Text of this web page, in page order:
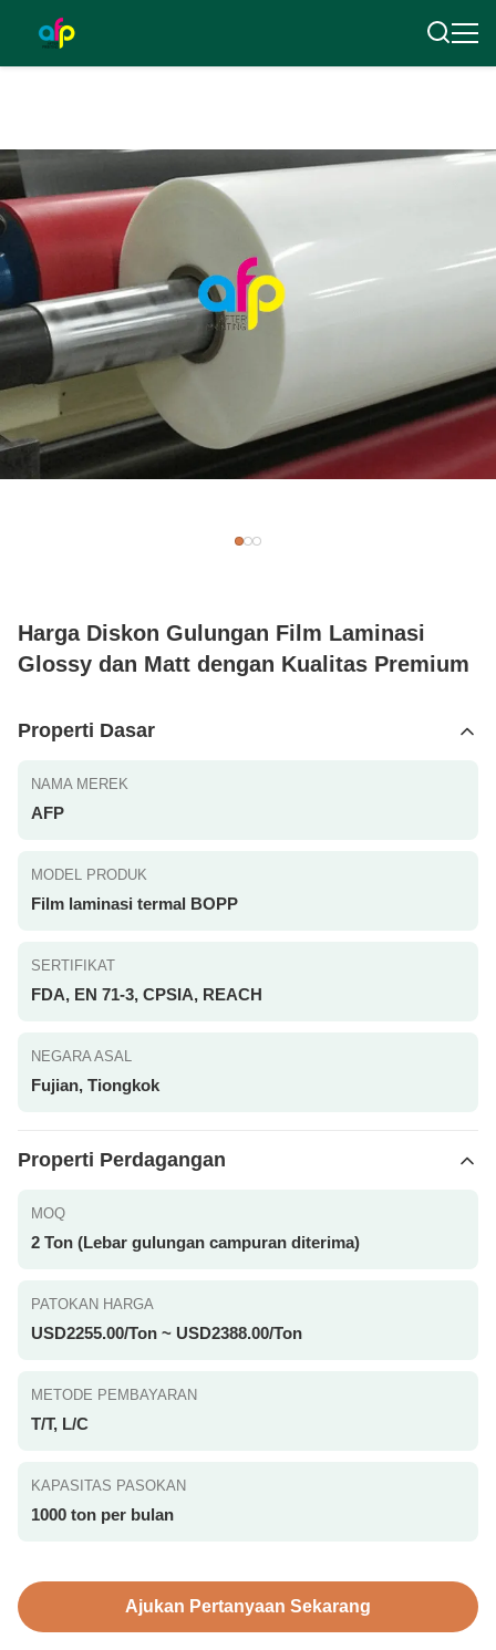
Harga Diskon Gulungan Film Laminasi
Glossy dan Matt dengan Kualitas Premium
Properti Dasar
NAMA MEREK
AFP
MODEL PRODUK
Film laminasi termal BOPP
SERTIFIKAT
FDA, EN 71-3, CPSIA, REACH
NEGARA ASAL
Fujian, Tiongkok
Properti Perdagangan
MOQ
2 Ton (Lebar gulungan campuran diterima)
PATOKAN HARGA
USD2255.00/Ton ~ USD2388.00/Ton
METODE PEMBAYARAN
T/T, L/C
KAPASITAS PASOKAN
1000 ton per bulan
Ajukan Pertanyaan Sekarang